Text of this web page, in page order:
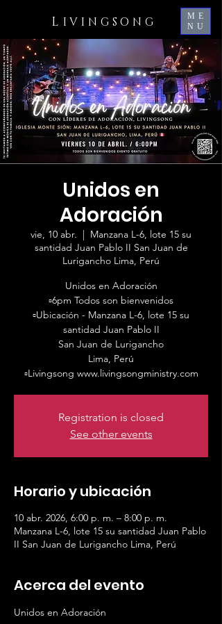
L IVINGSONG
ME
NU
Unidos en
Adoración
vie, 10 abr.
  |
Manzana L-6, lote 15 su
santidad Juan Pablo II San Juan de
Lurigancho Lima, Perú
Unidos en Adoración
▫️6pm Todos son bienvenidos
▫️Ubicación - Manzana L-6, lote 15 su
santidad Juan Pablo II
San Juan de Lurigancho
Lima, Perú
▫️Livingsong www.livingsongministry.com
Registration is closed
See other events
Horario y ubicación
10 abr. 2026, 6:00 p. m. – 8:00 p. m.
Manzana L-6, lote 15 su santidad Juan Pablo
II San Juan de Lurigancho Lima, Perú
Acerca del evento
Unidos en Adoración